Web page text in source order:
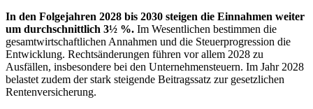
In den Folgejahren 2028 bis 2030 steigen die Einnahmen weiter
um durchschnittlich 3½ %. Im Wesentlichen bestimmen die
gesamtwirtschaftlichen Annahmen und die Steuerprogression die
Entwicklung. Rechtsänderungen führen vor allem 2028 zu
Ausfällen, insbesondere bei den Unternehmensteuern. Im Jahr 2028
belastet zudem der stark steigende Beitragssatz zur gesetzlichen
Rentenversicherung.